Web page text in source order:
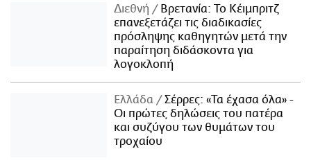
Διεθνή
Βρετανία: Το Κέιμπριτζ
επανεξετάζει τις διαδικασίες
πρόσληψης καθηγητών μετά την
παραίτηση διδάσκοντα για
λογοκλοπή
Ελλάδα
Σέρρες: «Τα έχασα όλα» -
Οι πρώτες δηλώσεις του πατέρα
και συζύγου των θυμάτων του
τροχαίου